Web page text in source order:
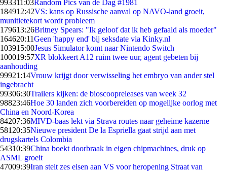
993311:03Random Pics van de Dag #1981
184912:42VS: kans op Russische aanval op NAVO-land groeit,
munitietekort wordt probleem
179613:26Britney Spears: "Ik geloof dat ik heb gefaald als moeder"
164620:11Geen 'happy end' bij seksdate via Kinky.nl
103915:00Jesus Simulator komt naar Nintendo Switch
100019:57XR blokkeert A12 ruim twee uur, agent gebeten bij
aanhouding
99921:14Vrouw krijgt door verwisseling het embryo van ander stel
ingebracht
99306:30Trailers kijken: de bioscoopreleases van week 32
98823:46Hoe 30 landen zich voorbereiden op mogelijke oorlog met
China en Noord-Korea
84207:36MIVD-baas lekt via Strava routes naar geheime kazerne
581 20:35Nieuwe president De la Espriella gaat strijd aan met
drugskartels Colombia
54310:39China boekt doorbraak in eigen chipmachines, druk op
ASML groeit
47009:39Iran stelt zes eisen aan VS voor heropening Straat van